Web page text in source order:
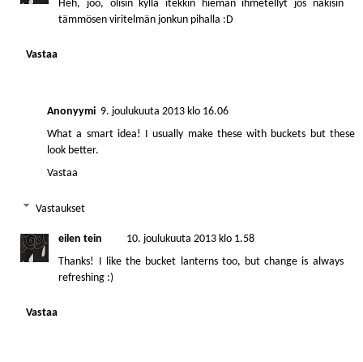
Heh, joo, olisin kyllä itekkin hieman ihmetellyt jos näkisin
tämmösen viritelmän jonkun pihalla :D
Vastaa
Anonyymi 9. joulukuuta 2013 klo 16.06
What a smart idea! I usually make these with buckets but these
look better.
Vastaa
Vastaukset
eilen tein
10. joulukuuta 2013 klo 1.58
Thanks! I like the bucket lanterns too, but change is always
refreshing :)
Vastaa